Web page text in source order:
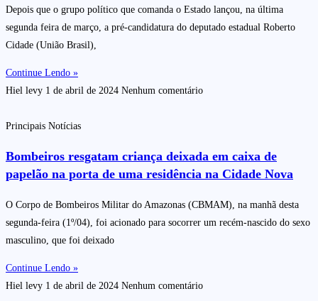
Depois que o grupo político que comanda o Estado lançou, na última
segunda feira de março, a pré-candidatura do deputado estadual Roberto
Cidade (União Brasil),
Continue Lendo »
Hiel levy 1 de abril de 2024 Nenhum comentário
Principais Notícias
Bombeiros resgatam criança deixada em caixa de
papelão na porta de uma residência na Cidade Nova
O Corpo de Bombeiros Militar do Amazonas (CBMAM), na manhã desta
segunda-feira (1º/04), foi acionado para socorrer um recém-nascido do sexo
masculino, que foi deixado
Continue Lendo »
Hiel levy 1 de abril de 2024 Nenhum comentário